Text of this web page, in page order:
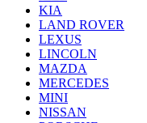
KIA
LAND ROVER
LEXUS
LINCOLN
MAZDA
MERCEDES
MINI
NISSAN